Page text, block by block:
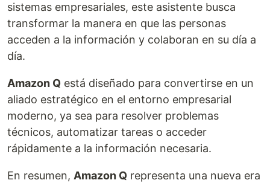
sistemas empresariales, este asistente busca
transformar la manera en que las personas
acceden a la información y colaboran en su día a
día.
Amazon Q está diseñado para convertirse en un
aliado estratégico en el entorno empresarial
moderno, ya sea para resolver problemas
técnicos, automatizar tareas o acceder
rápidamente a la información necesaria.
En resumen, Amazon Q representa una nueva era